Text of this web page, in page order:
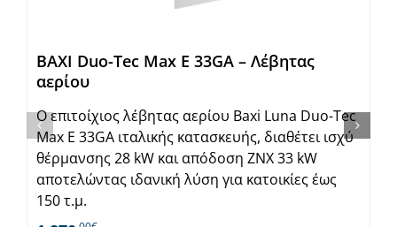
BAXI Duo-Tec Max E 33GA – Λέβητας
αερίου
Ο επιτοίχιος λέβητας αερίου Baxi Luna Duo-Tec
Max E 33GA ιταλικής κατασκευής, διαθέτει ισχύ
θέρμανσης 28 kW και απόδοση ΖΝΧ 33 kW
αποτελώντας ιδανική λύση για κατοικίες έως
150 τ.μ.